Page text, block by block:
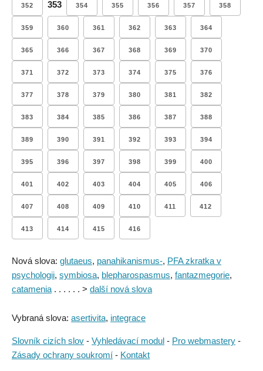
352 353 354 355 356 357 358
359 360 361 362 363 364
365 366 367 368 369 370
371 372 373 374 375 376
377 378 379 380 381 382
383 384 385 386 387 388
389 390 391 392 393 394
395 396 397 398 399 400
401 402 403 404 405 406
407 408 409 410 411 412
413 414 415 416
Nová slova: glutaeus, panahikanismus-, PFA zkratka v
psychologii, symbiosa, blepharospasmus, fantazmegorie,
catamenia . . . . . . > další nová slova
Vybraná slova: asertivita, integrace
Slovník cizích slov - Vyhledávací modul - Pro webmastery -
Zásady ochrany soukromí - Kontakt